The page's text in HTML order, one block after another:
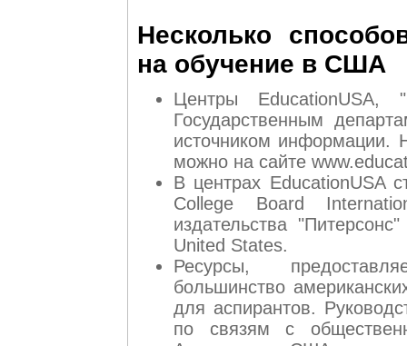
Несколько
на обучение в США
Центры EducationUSA,
Государственным
источником информации.
можно на сайте
В центрах EducationUSA
College Board
издательства
United States.
Ресурсы,
большинство
для аспирантов.
по связям с